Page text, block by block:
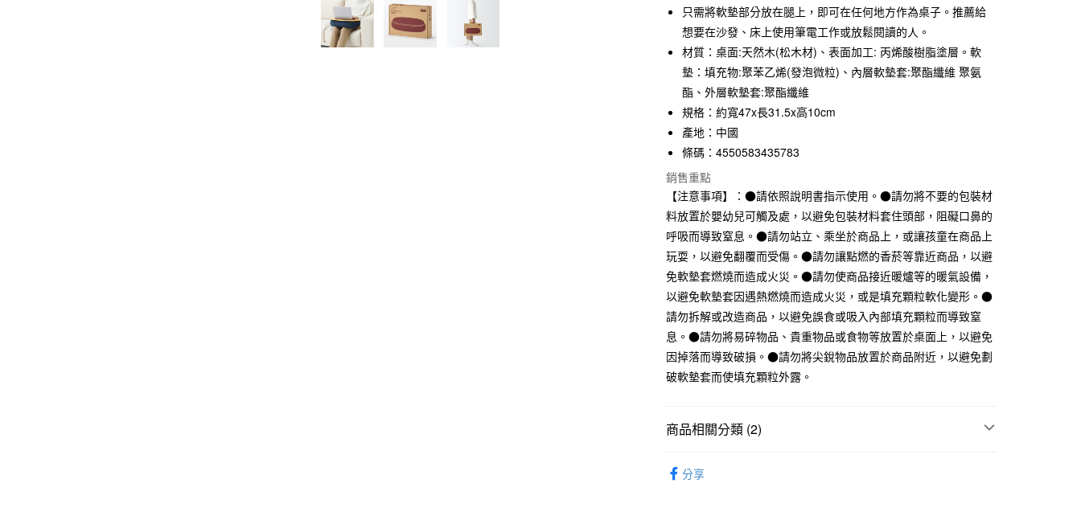
信用卡分期付款
3 期 0 利率 每期NT$463 21家銀行
合作金庫商業銀行
第一商業銀行
華南商業銀行
上海商業儲蓄銀行
國泰世華商業銀行
臺灣中小企業銀行
匯豐（台灣）商業銀行
聯邦商業銀行
元大商業銀行
永豐商業銀行
台新國際商業銀行
中國信託商業銀行
台灣樂天信用卡公司
LINE Pay
Apple Pay
街口支付
運送方式
宅配
每筆NT$150，滿NT$2,000(含以上)免運費
只需將軟墊部分放在腿上，即可在任何地方作為桌子。推薦給
想要在沙發、床上使用筆電工作或放鬆閱讀的人。
材質：桌面:天然木(松木材)、表面加工: 丙烯酸樹脂塗層。軟
墊：填充物:聚苯乙烯(發泡微粒)、內層軟墊套:聚酯纖維 聚氨
酯、外層軟墊套:聚酯纖維
規格：約寬47x長31.5x高10cm
產地：中國
條碼：4550583435783
銷售重點
【注意事項】：●請依照說明書指示使用。●請勿將不要的包裝材
料放置於嬰幼兒可觸及處，以避免包裝材料套住頭部，阻礙口鼻的
呼吸而導致窒息。●請勿站立、乘坐於商品上，或讓孩童在商品上
玩耍，以避免翻覆而受傷。●請勿讓點燃的香菸等靠近商品，以避
免軟墊套燃燒而造成火災。●請勿使商品接近暖爐等的暖氣設備，
以避免軟墊套因遇熱燃燒而造成火災，或是填充顆粒軟化變形。●
請勿拆解或改造商品，以避免誤食或吸入內部填充顆粒而導致窒
息。●請勿將易碎物品、貴重物品或食物等放置於桌面上，以避免
因掉落而導致破損。●請勿將尖銳物品放置於商品附近，以避免劃
破軟墊套而使填充顆粒外露。
商品相關分類 (2)
分享